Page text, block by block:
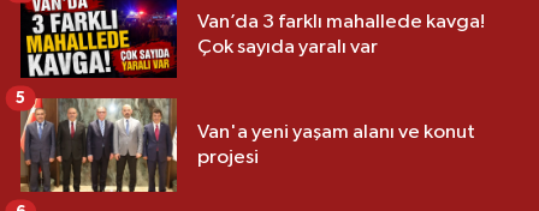
Van’da 3 farklı mahallede kavga!
Çok sayıda yaralı var
Van'a yeni yaşam alanı ve konut
projesi
5